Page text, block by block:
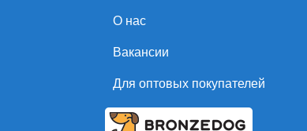
О нас
Вакансии
Для оптовых покупателей